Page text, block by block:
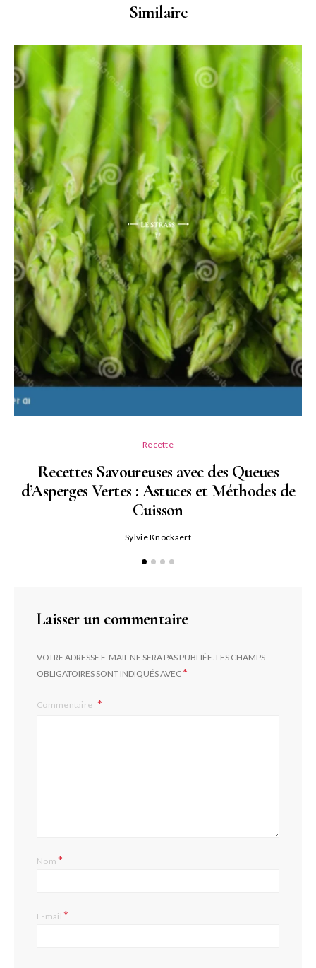
Similaire
Recette
Recettes Savoureuses avec des Queues
d’Asperges Vertes : Astuces et Méthodes de
Cuisson
Sylvie Knockaert
Laisser un commentaire
VOTRE ADRESSE E-MAIL NE SERA PAS PUBLIÉE. LES CHAMPS
OBLIGATOIRES SONT INDIQUÉS AVEC*
Commentaire
Nom*
E-mail*